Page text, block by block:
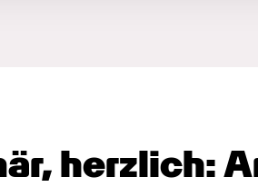
herzlich: